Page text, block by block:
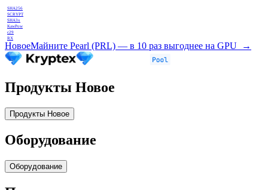
SHA256
SCRYPT
SHA3x
KawPow
c29
RX
НовоеМайните Pearl (PRL) — в 10 раз выгоднее на GPU →
Продукты Новое
Продукты Новое
Оборудование
Оборудование